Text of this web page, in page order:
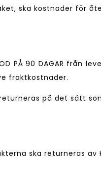
ska kostnader för
PÅ 90 DAGAR
fraktkostnader.
på det sätt
ska returneras av